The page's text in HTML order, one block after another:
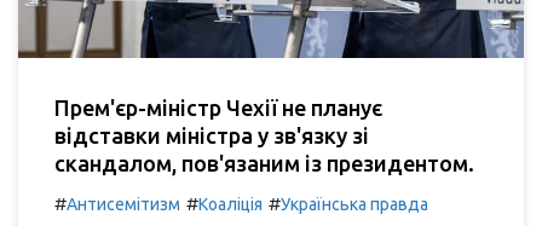
Прем'єр-міністр Чехії не планує
відставки міністра у зв'язку зі
скандалом, пов'язаним із президентом.
#Антисемітизм #Коаліція #Українська правда